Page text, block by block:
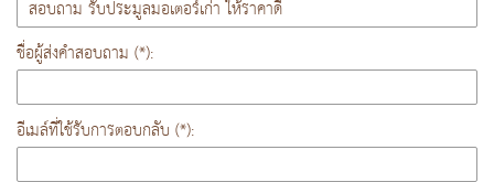
ชื่อผู้ส่งคำสอบถาม (*):
อีเมล์ที่ใช้รับการตอบกลับ (*):